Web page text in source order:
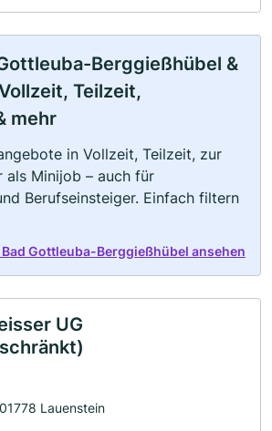
Berggießhübel &
Teilzeit,
mehr
in Vollzeit, Teilzeit, zur
als Minijob – auch für
Berufseinsteiger. Einfach filtern
Gottleuba-Berggießhübel ansehen
UG
Lauenstein